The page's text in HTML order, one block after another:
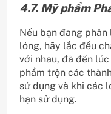
4.7. Mỹ phẩm
Nếu bạn đang
lỏng, hãy lắc đều
với nhau, đã đến
phẩm trộn các
sử dụng và khi các
hạn sử dụng.